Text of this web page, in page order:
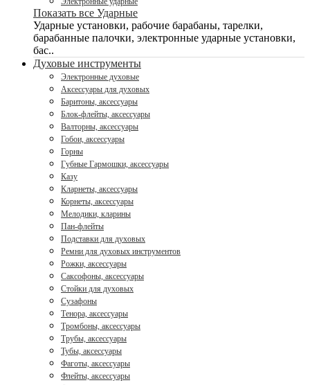
Показать все Ударные
Ударные установки, рабочие барабаны, тарелки,
барабанные палочки, электронные ударные установки,
бас..
Духовые инструменты
Электронные духовые
Аксессуары для духовых
Баритоны, аксессуары
Блок-флейты, аксессуары
Валторны, аксессуары
Гобои, аксессуары
Горны
Губные Гармошки, аксессуары
Казу
Кларнеты, аксессуары
Корнеты, аксессуары
Мелодики, кларины
Пан-флейты
Подставки для духовых
Ремни для духовых инструментов
Рожки, аксессуары
Саксофоны, аксессуары
Стойки для духовых
Сузафоны
Тенора, аксессуары
Тромбоны, аксессуары
Трубы, аксессуары
Тубы, аксессуары
Фаготы, аксессуары
Флейты, аксессуары